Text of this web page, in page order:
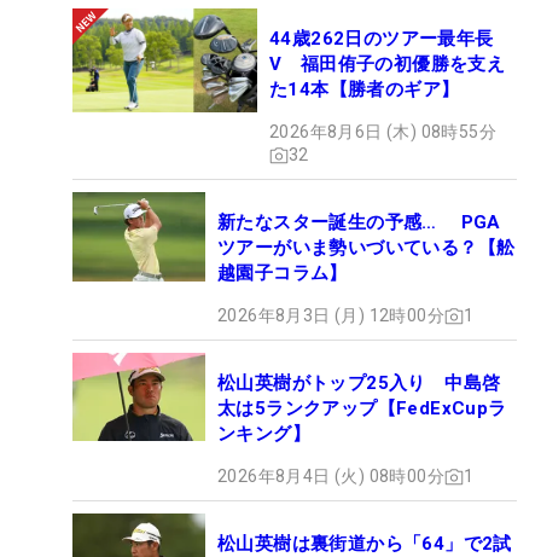
44歳262日のツアー最年長
V 福田侑子の初優勝を支え
た14本【勝者のギア】
2026年8月6日 (木) 08時55分
32
新たなスター誕生の予感… PGA
ツアーがいま勢いづいている？【舩
越園子コラム】
2026年8月3日 (月) 12時00分 1
松山英樹がトップ25入り 中島啓
太は5ランクアップ【FedExCupラ
ンキング】
2026年8月4日 (火) 08時00分 1
松山英樹は裏街道から「64」で2試